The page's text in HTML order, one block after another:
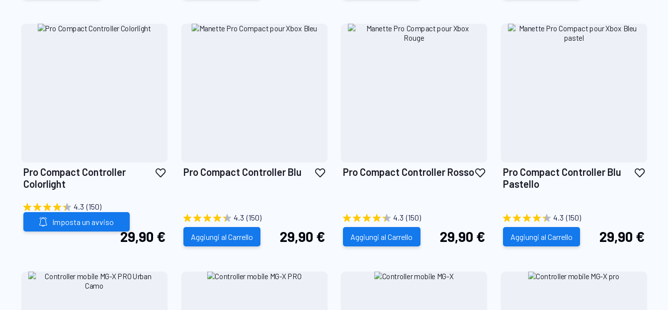
Pro Compact Controller
Colorlight
Aggiungi
4.3 (150)
29,90 €
Imposta un avviso
Pro Compact Controller Blu
Aggiungi
4.3 (150)
29,90 €
Aggiungi al Carrello
Pro Compact Controller Rosso
Aggiungi
4.3 (150)
29,90 €
Aggiungi al Carrello
Pro Compact Controller Blu
Pastello
4.3 (150)
29,90 €
Aggiungi al Carrello